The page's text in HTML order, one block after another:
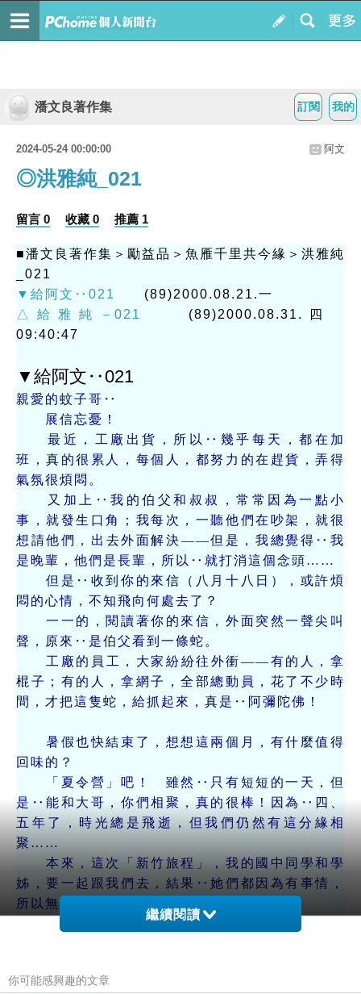
我的
訂閱
潘文良著作集
2024-05-24 00:00:00 阿文
◎洪雅純_021
留言 0 收藏 0 推薦 1
■潘文良著作集＞勵益品＞魚雁千里共今緣＞洪雅純
_021
▼給阿文‥021
(89)2000.08.21.一
△給雅純－021
(89)2000.08.31.四
09:40:47
▼給阿文‥021
親愛的蚊子哥‥
展信忘憂！
最近，工廠出貨，所以‥幾乎每天，都在加
班，真的很累人，每個人，都努力的在趕貨，弄得
氣氛很煩悶。
又加上‥我的伯父和叔叔，常常因為一點小
事，就發生口角；我每次，一聽他們在吵架，就很
想請他們，出去外面解決——但是，我總覺得‥我
是晚輩，他們是長輩，所以‥就打消這個念頭……
但是‥收到你的來信（八月十八日），或許煩
悶的心情，不知飛向何處去了？
一一的，閱讀著你的來信，外面突然一聲尖叫
聲，原來‥是伯父看到一條蛇。
工廠的員工，大家紛紛往外衝——有的人，拿
棍子；有的人，拿網子，全部總動員，花了不少時
間，才把這隻蛇，給抓起來，真是‥阿彌陀佛！
暑假也快結束了，想想這兩個月，有什麼值得
回味的？
「夏令營」吧！ 雖然‥只有短短的一天，但
是‥能和大哥，你們相聚，真的很棒！因為‥四、
五年了，時光總是飛逝，但我們仍然有這分緣相
聚……
本來，這次「新竹旅程」，我的國中同學和學
姊，要一起跟我們去，結果‥她們都因為有事情，
所以無法去，她們便覺得可惜——
「八月十三日」，晚上回到家，便接到她們的電
訴她們……
繼續閱讀
你可能感興趣的文章